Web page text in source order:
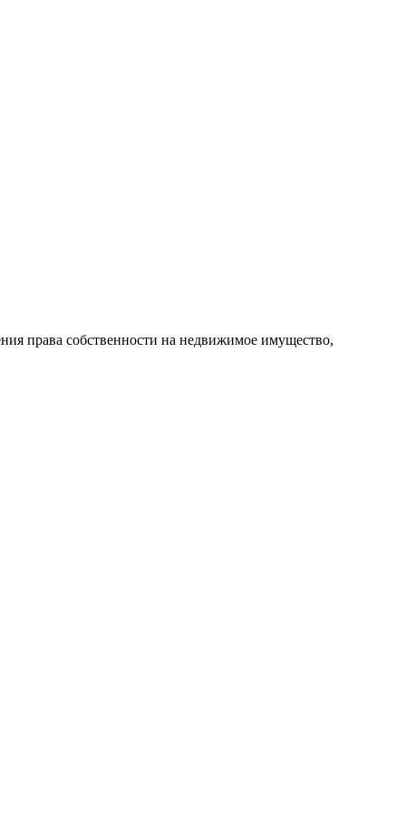
права собственности на недвижимое имущество,